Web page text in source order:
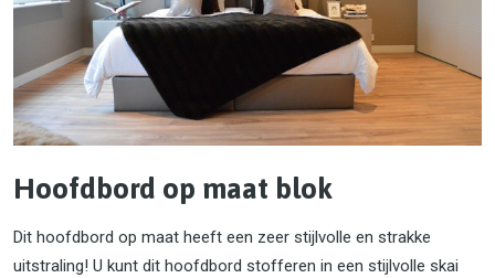
Hoofdbord op maat blok
Dit hoofdbord op maat heeft een zeer stijlvolle en strakke
uitstraling! U kunt dit hoofdbord stofferen in een stijlvolle skai